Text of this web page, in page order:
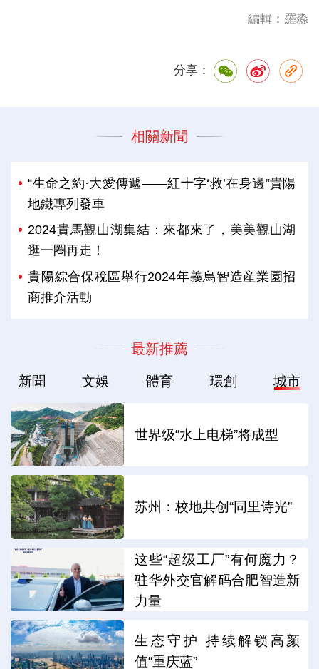
編輯：羅淼
分享：
相關新聞
“生命之約·大愛傳遞——紅十字‘救’在身邊”貴陽
地鐵專列發車
2024貴馬觀山湖集結：來都來了，美美觀山湖
逛一圈再走！
貴陽綜合保稅區舉行2024年義烏智造産業園招
商推介活動
最新推薦
新聞 文娛 體育 環創 城市
世界级“水上电梯”将成型
苏州：校地共创“同里诗光”
这些“超级工厂”有何魔力？
驻华外交官解码合肥智造新
力量
生态守护 持续解锁高颜
值“重庆蓝”